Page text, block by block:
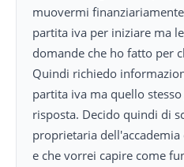
muovermi
partita iva per iniziare ma
domande che ho fatto per
Quindi richiedo
partita iva ma quello
risposta. Decido quindi di
proprietaria
e che vorrei capire come